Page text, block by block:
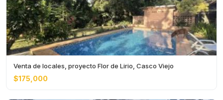
Venta de locales, proyecto Flor de Lirio, Casco Viejo
$175,000